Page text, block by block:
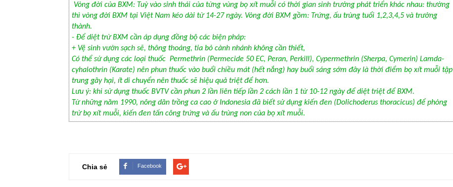
Vòng đời của BXM: Tuỳ vào sinh thái của từng vùng bọ xít muỗi có thời gian sinh trưởng phát triển khác nhau: thường
thì vòng đời BXM tại Việt Nam kéo dài từ 14-27 ngày. Vòng đời BXM gồm: Trứng, ấu trùng tuổi 1,2,3,4,5 và trưởng
thành.
- Để diệt trừ BXM cần áp dụng đồng bộ các biện pháp:
+ Vệ sinh vườn sạch sẽ, thông thoáng, tỉa bỏ cành nhánh không cần thiết,
Có thể sử dụng các loại thuốc Permethrin (Permecide 50 EC, Peran, Perkill), Cypermethrin (Sherpa, Cymerin) Lamda-
cyhalothrin (Karate) nên phun thuốc vào buổi chiều mát (hết nắng) hay buổi sáng sớm đây là thời điểm bọ xít muỗi tập
trung gây hại, ít di chuyển nên thuốc sẽ hiệu quả triệt để hơn.
Lưu ý: khi sử dụng thuốc BVTV cần phun 2 lần liên tiếp lần 2 cách lần 1 từ 10-12 ngày để diệt triệt để BXM.
Từ những năm 1990, nông dân trồng ca cao ở Indonesia đã biết sử dụng kiến đen (Dolichoderus thoracicus) để phòng
trừ bọ xít muỗi, kiến đen tấn công trứng và ấu trùng non của bọ xít muỗi.
Chia sẻ Facebook